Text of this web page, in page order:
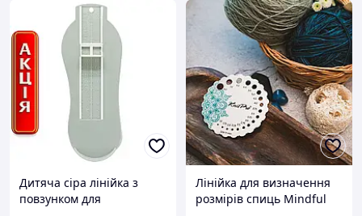
Дитяча сіра лінійка з
повзунком для
Лінійка для визначення
розмірів спиць Mindful